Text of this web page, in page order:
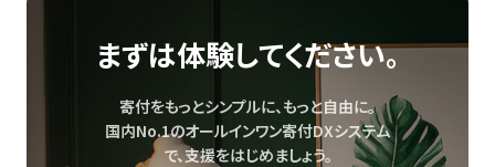
まずは体験してください。
寄付をもっとシンプルに、もっと自由に。
国内No.1のオールインワン寄付DXシステム
で、支援をはじめましょう。